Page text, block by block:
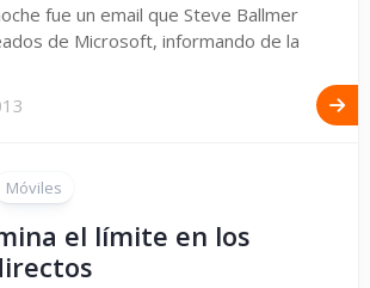
fue un email que Steve Ballmer
de Microsoft, informando de la
Móviles
el límite en los